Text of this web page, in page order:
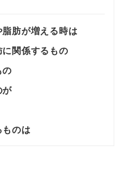
肪が増える時は
関係するもの
が
のは